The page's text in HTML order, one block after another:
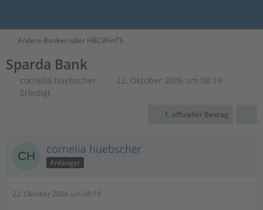
Andere Banken über HBCI/FinTS
Sparda Bank
cornelia huebscher
22. Oktober 2006 um 08:19
Erledigt
1. offizieller Beitrag
cornelia huebscher
Anfänger
22. Oktober 2006 um 08:19